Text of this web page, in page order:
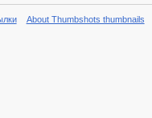
About Thumbshots thumbnails